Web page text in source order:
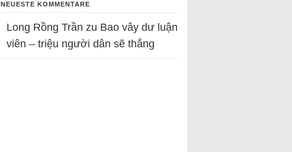
NEUESTE KOMMENTARE
Long Rồng Trần zu Bao vây dư luận
viên – triệu người dân sẽ thắng